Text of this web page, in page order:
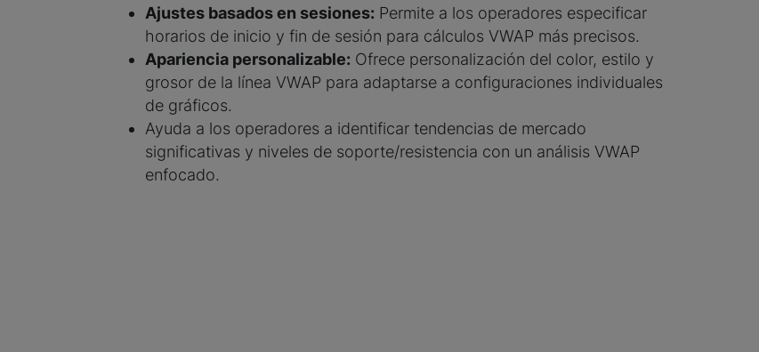
Ajustes basados en sesiones: Permite a los operadores especificar
horarios de inicio y fin de sesión para cálculos VWAP más precisos.
Apariencia personalizable: Ofrece personalización del color, estilo y
grosor de la línea VWAP para adaptarse a configuraciones individuales
de gráficos.
Ayuda a los operadores a identificar tendencias de mercado
significativas y niveles de soporte/resistencia con un análisis VWAP
enfocado.